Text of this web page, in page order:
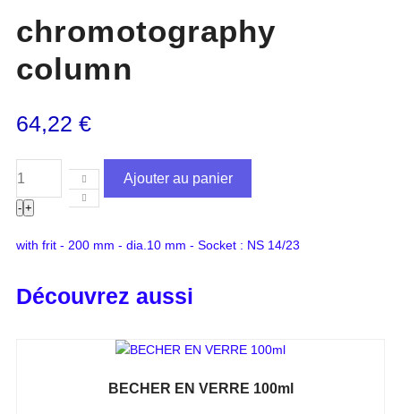
chromotography
column
64,22 €
- +
Ajouter au panier
with frit - 200 mm - dia.10 mm - Socket : NS 14/23
Découvrez aussi
BECHER EN VERRE 100ml